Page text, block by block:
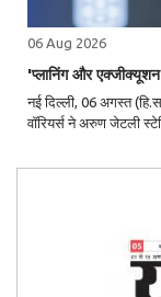
06 Aug 2026
'प्लानिंग और
नई दिल्ली, 06 अगस्त
वॉरियर्स ने अरुण जेटली